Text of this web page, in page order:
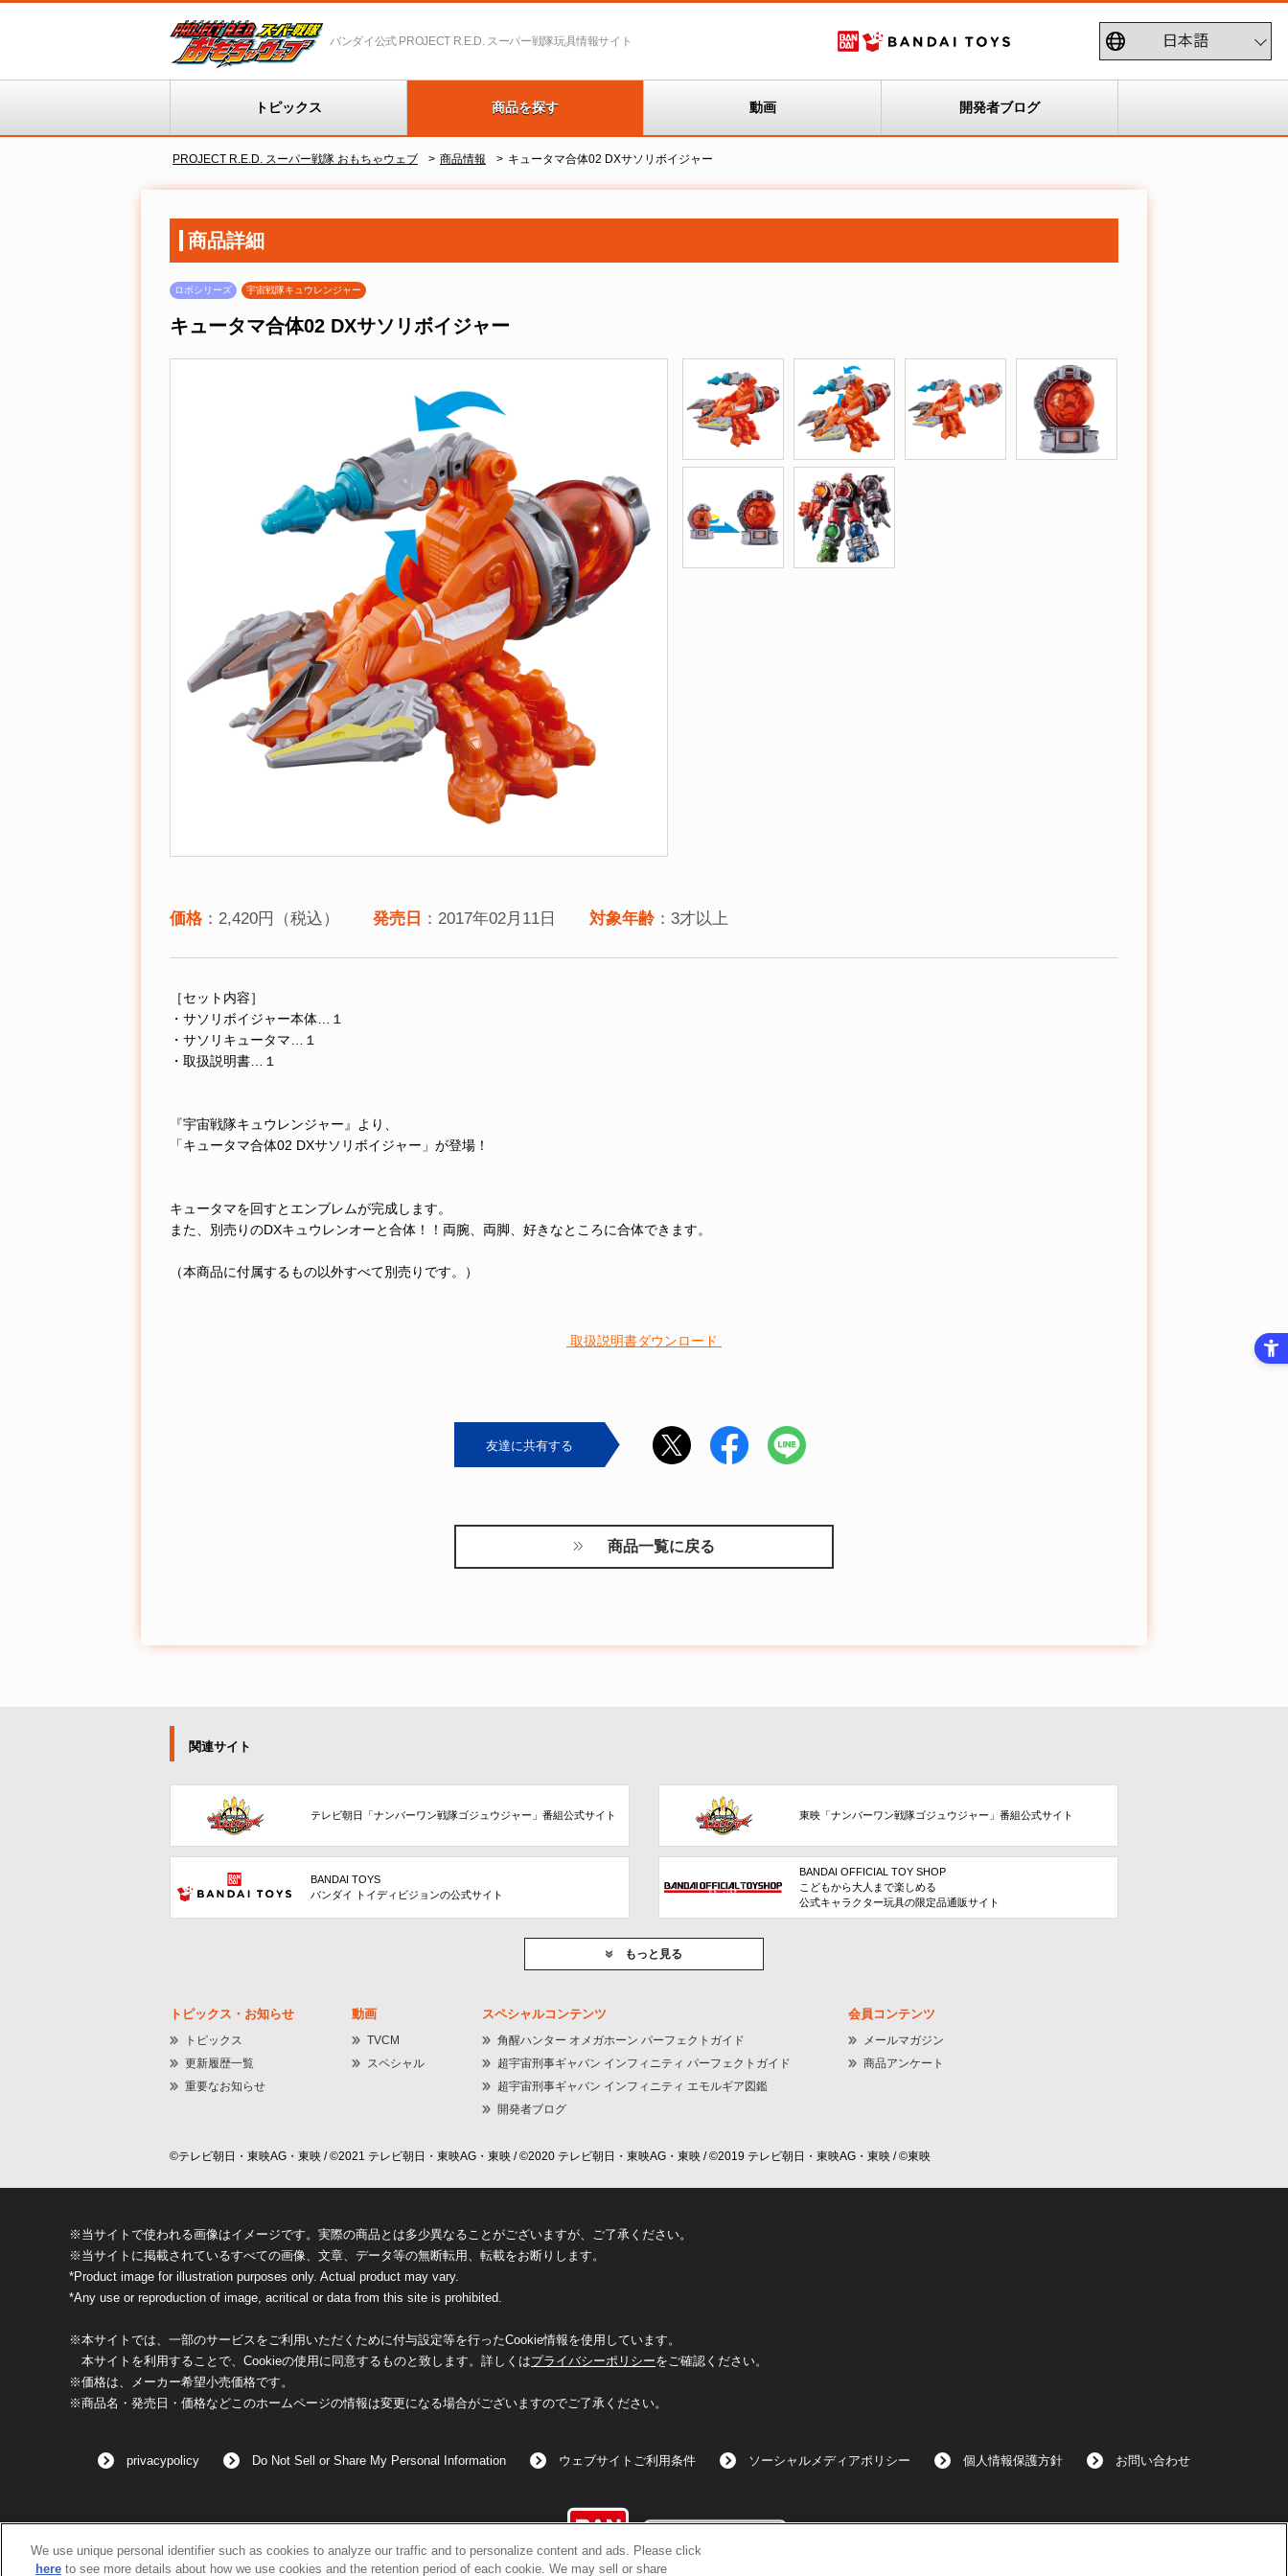
バンダイ公式 PROJECT R.E.D. スーパー戦隊玩具情報サイト
トピックス 商品を探す 動画 開発者ブログ
PROJECT R.E.D. スーパー戦隊 おもちゃウェブ 商品情報 キュータマ合体02 DXサソリボイジャー
商品詳細
ロボシリーズ 宇宙戦隊キュウレンジャー
キュータマ合体02 DXサソリボイジャー
価格 ：2,420円（税込） 発売日 ：2017年02月11日 対象年齢：3才以上
［セット内容］
・サソリボイジャー本体…１
・サソリキュータマ…１
・取扱説明書…１
『宇宙戦隊キュウレンジャー』より、
「キュータマ合体02 DXサソリボイジャー」が登場！
キュータマを回すとエンブレムが完成します。
また、別売りのDXキュウレンオーと合体！！両腕、両脚、好きなところに合体できます。
（本商品に付属するもの以外すべて別売りです。）
取扱説明書ダウンロード
友達に共有する
商品一覧に戻る
関連サイト
テレビ朝日「ナンバーワン戦隊ゴジュウジャー」番組公式サイト 東映「ナンバーワン戦隊ゴジュウジャー」番組公式サイト
BANDAI TOYS
バンダイ トイディビジョンの公式サイト
BANDAI OFFICIAL TOY SHOP
こどもから大人まで楽しめる
公式キャラクター玩具の限定品通販サイト
もっと見る
トピックス・お知らせ
トピックス
更新履歴一覧
重要なお知らせ
動画
TVCM
スペシャル
スペシャルコンテンツ
角醒ハンター オメガホーン パーフェクトガイド
超宇宙刑事ギャバン インフィニティ パーフェクトガイド
超宇宙刑事ギャバン インフィニティ エモルギア図鑑
開発者ブログ
会員コンテンツ
メールマガジン
商品アンケート
©テレビ朝日・東映AG・東映 / ©2021 テレビ朝日・東映AG・東映 / ©2020 テレビ朝日・東映AG・東映 / ©2019 テレビ朝日・東映AG・東映 / ©東映
※当サイトで使われる画像はイメージです。実際の商品とは多少異なることがございますが、ご了承ください。
※当サイトに掲載されているすべての画像、文章、データ等の無断転用、転載をお断りします。
*Product image for illustration purposes only. Actual product may vary.
*Any use or reproduction of image, acritical or data from this site is prohibited.
※本サイトでは、一部のサービスをご利用いただくために付与設定等を行ったCookie情報を使用しています。
本サイトを利用することで、Cookieの使用に同意するものと致します。詳しくはプライバシーポリシーをご確認ください。
※価格は、メーカー希望小売価格です。
※商品名・発売日・価格などこのホームページの情報は変更になる場合がございますのでご了承ください。
privacypolicy Do Not Sell or Share My Personal Information ウェブサイトご利用条件 ソーシャルメディアポリシー 個人情報保護方針 お問い合わせ
We use unique personal identifier such as cookies to analyze our traffic and to personalize content and ads. Please click
here to see more details about how we use cookies and the retention period of each cookie. We may sell or share